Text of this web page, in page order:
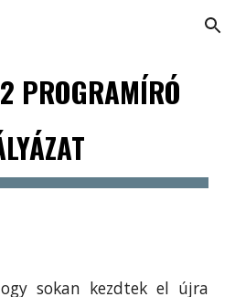
Skip to navigation
2 PROGRAMÍRÓ
sokan kezdtek el újra